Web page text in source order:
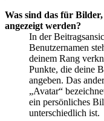
Was sind das für
angezeigt werden?
In der
Benutzernamen
deinem Rang
Punkte, die deine
angeben. Das
„Avatar“
ein persönliches
unterschiedlich ist.